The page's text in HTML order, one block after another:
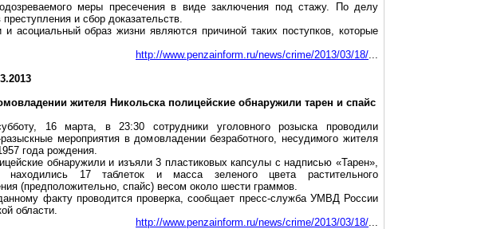
меры пресечения в виде заключения под стажу. По делу
и сбор доказательств.
асоциальный образ жизни являются причиной таких поступков, которые
http://www.penzainform.ru/news/crime/2013/03/18/...
жителя Никольска полицейские обнаружили тарен и спайс
16 марта, в 23:30 сотрудники уголовного розыска проводили
разыскные мероприятия в домовладении безработного, несудимого жителя
года рождения.
обнаружили и изъяли 3 пластиковых капсулы с надписью «Тарен»,
находились 17 таблеток и масса зеленого цвета растительного
(предположительно, спайс) весом около шести граммов.
факту проводится проверка, сообщает пресс-служба УМВД России
области.
http://www.penzainform.ru/news/crime/2013/03/18/...